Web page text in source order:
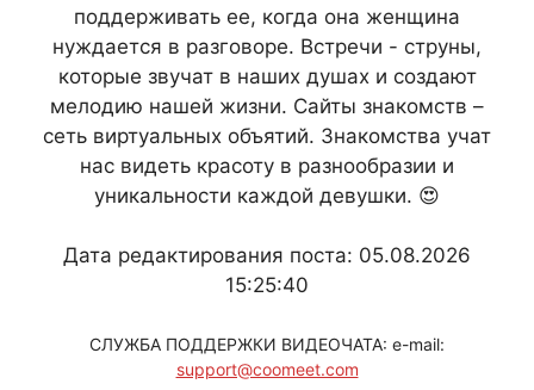
поддерживать ее, когда она женщина
нуждается в разговоре. Встречи - струны,
которые звучат в наших душах и создают
мелодию нашей жизни. Сайты знакомств –
сеть виртуальных объятий. Знакомства учат
нас видеть красоту в разнообразии и
уникальности каждой девушки. 😍
Дата редактирования поста: 05.08.2026
15:25:40
СЛУЖБА ПОДДЕРЖКИ ВИДЕОЧАТА: e-mail:
support@coomeet.com